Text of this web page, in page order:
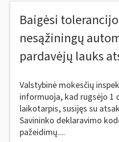
Baigėsi
nesąžiningų
pardavėjų lauks
Valstybinė mokesčių
informuoja, kad rugsėjo 1
laikotarpis, susijęs su
Savininko deklaravimo
pažeidimų....